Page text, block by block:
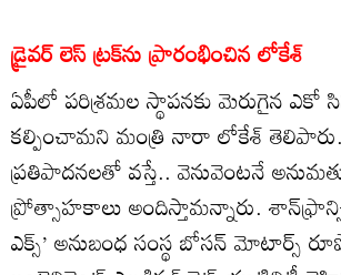
డ్రైవర్‌ లెస్‌ ట్రక్‌ను ప్రారంభించిన లోకేశ్‌
ఏపీలో పరిశ్రమల స్థాపనకు మెరుగైన ఎకో
కల్పించామని మంత్రి నారా లోకేశ్‌
ప్రతిపాదనలతో వస్తే.. వెనువెంటనే
ప్రోత్సాహకాలు అందిస్తామన్నారు.
ఎక్స్‌’ అనుబంధ సంస్థ బోసన్‌ మోటార్స్‌